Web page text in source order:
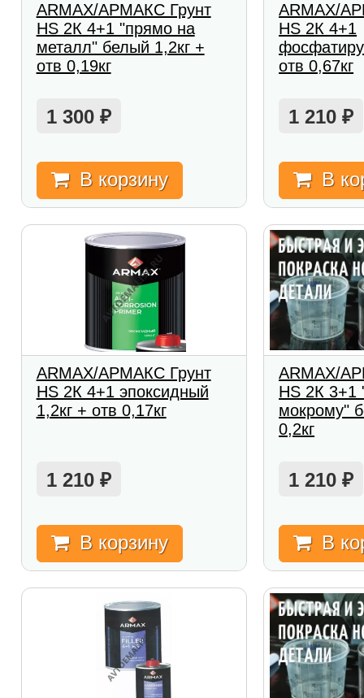
ARMAX/АРМАКС Грунт
HS 2К 4+1 "прямо на
металл" белый 1,2кг +
отв 0,19кг
1 300 ₽
В корзину
ARMAX/
HS 2К 4+1
отв 0,67кг
1 210₽
В
ARMAX/АРМАКС Грунт
HS 2К 4+1 эпоксидный
1,2кг + отв 0,17кг
1 210 ₽
В корзину
ARMAX/
HS 2К 3+1
мокрому"
0,2кг
1 210₽
В